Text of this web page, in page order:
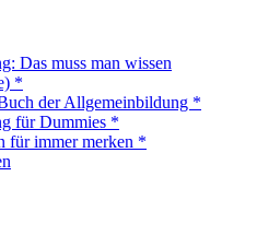
Das muss man wissen
*
der Allgemeinbildung *
für Dummies *
für immer merken *